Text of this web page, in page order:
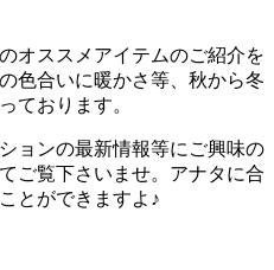
オススメアイテムのご紹介を
色合いに暖かさ等、秋から冬
ております。
ョンの最新情報等にご興味の
ご覧下さいませ。アナタに合
とができますよ♪